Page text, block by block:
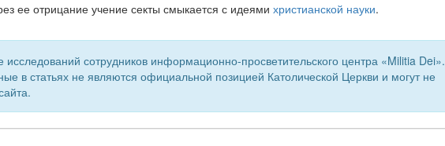
ее отрицание учение секты смыкается с идеями христианской науки.
исследований сотрудников информационно-просветительского центра «Militia Dei».
в статьях не являются официальной позицией Католической Церкви и могут не